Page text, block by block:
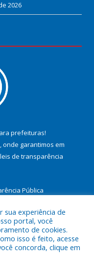
2026
prefeituras!
onde garantimos em
leis de transparência
Pública
Municipal de
sua experiência de
portal, você
de cookies.
isso é feito, acesse
concorda, clique em